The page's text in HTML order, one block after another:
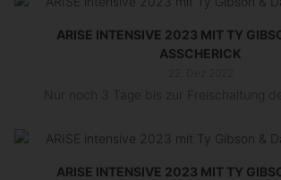
ARISE INTENSIVE 2023 MIT TY
ASSCHERICK
Nur noch 3 Tage bis zur Freischaltung
ARISE INTENSIVE 2023 MIT TY